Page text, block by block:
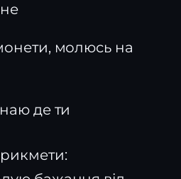
молюсь на
де ти